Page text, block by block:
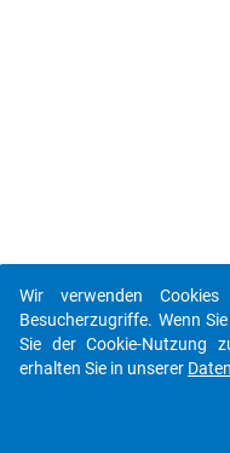
Wir verwenden
Besucherzugriffe. Wenn
Sie der Cookie-Nutzung
erhalten Sie in unserer